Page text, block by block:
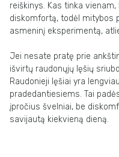
reiškinys. Kas tinka
diskomfortą, todėl mitybos
asmeninį eksperimentą,
Jei nesate pratę prie
išvirtų raudonųjų lęšių
Raudonieji lęšiai yra
pradedantiesiems. Tai
įpročius švelniai, be
savijautą kiekvieną dieną.